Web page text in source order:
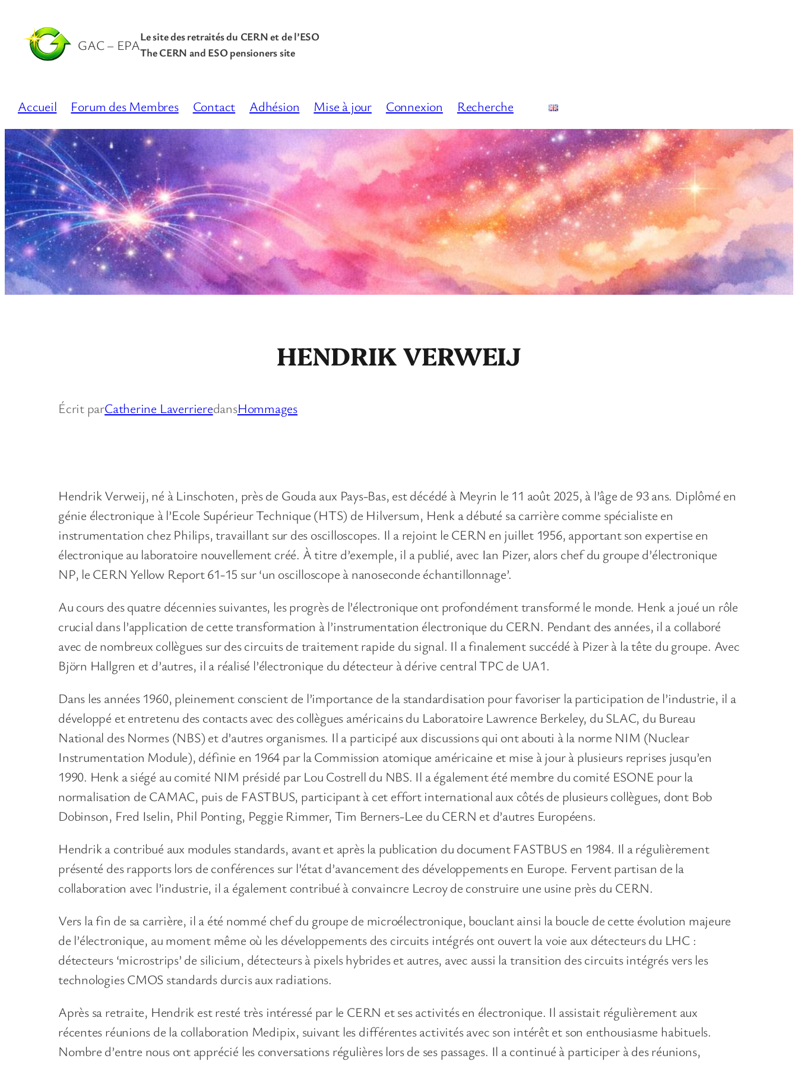
GAC – EPALe site des retraités du CERN et de l’ESO
The CERN and ESO pensioners site
Accueil Forum des Membres Contact Adhésion Mise à jour Connexion Recherche
HENDRIK VERWEIJ
Écrit parCatherine LaverrieredansHommages
Hendrik Verweij, né à Linschoten, près de Gouda aux Pays-Bas, est décédé à Meyrin le 11 août 2025, à l’âge de 93 ans. Diplômé en
génie électronique à l’Ecole Supérieur Technique (HTS) de Hilversum, Henk a débuté sa carrière comme spécialiste en
instrumentation chez Philips, travaillant sur des oscilloscopes. Il a rejoint le CERN en juillet 1956, apportant son expertise en
électronique au laboratoire nouvellement créé. À titre d’exemple, il a publié, avec Ian Pizer, alors chef du groupe d’électronique
NP, le CERN Yellow Report 61-15 sur ‘un oscilloscope à nanoseconde échantillonnage’.
Au cours des quatre décennies suivantes, les progrès de l’électronique ont profondément transformé le monde. Henk a joué un rôle
crucial dans l’application de cette transformation à l’instrumentation électronique du CERN. Pendant des années, il a collaboré
avec de nombreux collègues sur des circuits de traitement rapide du signal. Il a finalement succédé à Pizer à la tête du groupe. Avec
Björn Hallgren et d’autres, il a réalisé l’électronique du détecteur à dérive central TPC de UA1.
Dans les années 1960, pleinement conscient de l’importance de la standardisation pour favoriser la participation de l’industrie, il a
développé et entretenu des contacts avec des collègues américains du Laboratoire Lawrence Berkeley, du SLAC, du Bureau
National des Normes (NBS) et d’autres organismes. Il a participé aux discussions qui ont abouti à la norme NIM (Nuclear
Instrumentation Module), définie en 1964 par la Commission atomique américaine et mise à jour à plusieurs reprises jusqu’en
1990. Henk a siégé au comité NIM présidé par Lou Costrell du NBS. Il a également été membre du comité ESONE pour la
normalisation de CAMAC, puis de FASTBUS, participant à cet effort international aux côtés de plusieurs collègues, dont Bob
Dobinson, Fred Iselin, Phil Ponting, Peggie Rimmer, Tim Berners-Lee du CERN et d’autres Européens.
Hendrik a contribué aux modules standards, avant et après la publication du document FASTBUS en 1984. Il a régulièrement
présenté des rapports lors de conférences sur l’état d’avancement des développements en Europe. Fervent partisan de la
collaboration avec l’industrie, il a également contribué à convaincre Lecroy de construire une usine près du CERN.
Vers la fin de sa carrière, il a été nommé chef du groupe de microélectronique, bouclant ainsi la boucle de cette évolution majeure
de l’électronique, au moment même où les développements des circuits intégrés ont ouvert la voie aux détecteurs du LHC :
détecteurs ‘microstrips’ de silicium, détecteurs à pixels hybrides et autres, avec aussi la transition des circuits intégrés vers les
technologies CMOS standards durcis aux radiations.
Après sa retraite, Hendrik est resté très intéressé par le CERN et ses activités en électronique. Il assistait régulièrement aux
récentes réunions de la collaboration Medipix, suivant les différentes activités avec son intérêt et son enthousiasme habituels.
Nombre d’entre nous ont apprécié les conversations régulières lors de ses passages. Il a continué à participer à des réunions,